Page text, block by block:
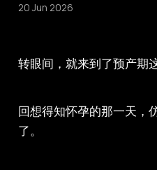
转眼间，就来到了预产期
回想得知怀孕的那一天，
了。
20 Jun 2026